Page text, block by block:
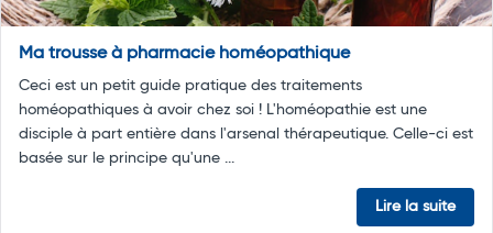
Ma trousse à pharmacie homéopathique
Ceci est un petit guide pratique des traitements
homéopathiques à avoir chez soi ! L'homéopathie est une
disciple à part entière dans l'arsenal thérapeutique. Celle-ci est
basée sur le principe qu'une ...
Lire la suite